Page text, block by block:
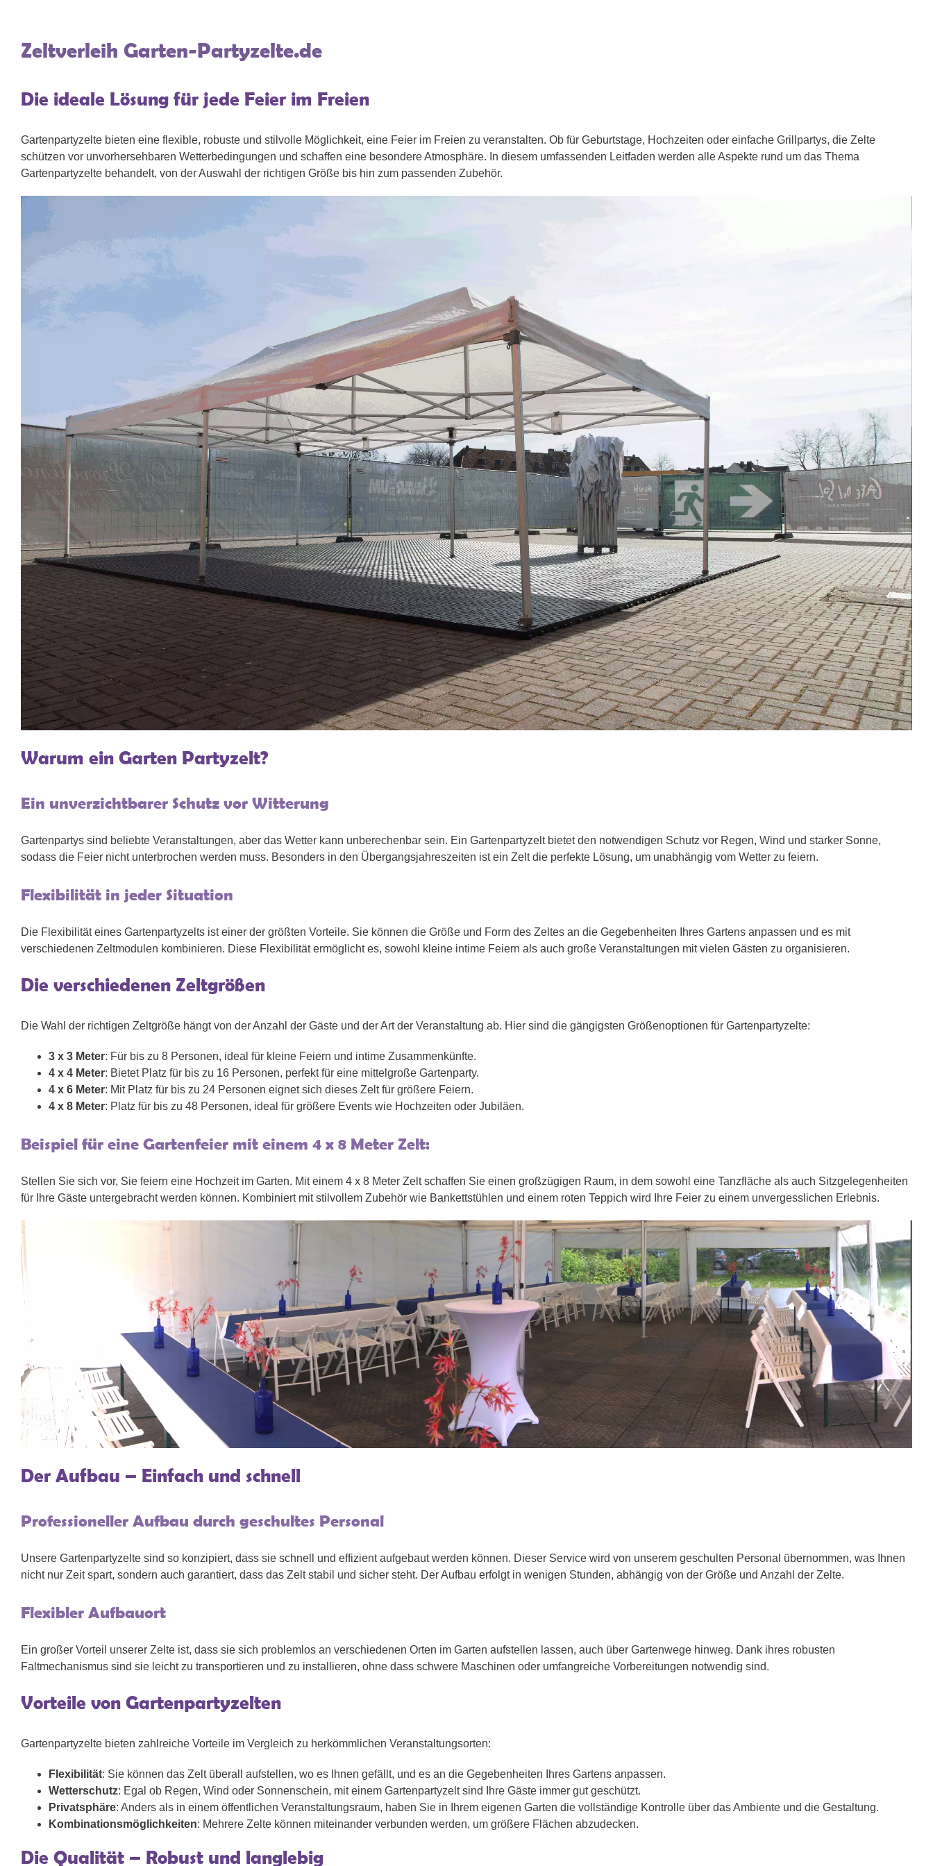
Zeltverleih Garten-Partyzelte.de
Die ideale Lösung für jede Feier im Freien
Gartenpartyzelte bieten eine flexible, robuste und stilvolle Möglichkeit, eine Feier im Freien zu veranstalten. Ob für Geburtstage, Hochzeiten oder einfache Grillpartys, die Zelte
schützen vor unvorhersehbaren Wetterbedingungen und schaffen eine besondere Atmosphäre. In diesem umfassenden Leitfaden werden alle Aspekte rund um das Thema
Gartenpartyzelte behandelt, von der Auswahl der richtigen Größe bis hin zum passenden Zubehör.
Warum ein Garten Partyzelt?
Ein unverzichtbarer Schutz vor Witterung
Gartenpartys sind beliebte Veranstaltungen, aber das Wetter kann unberechenbar sein. Ein Gartenpartyzelt bietet den notwendigen Schutz vor Regen, Wind und starker Sonne,
sodass die Feier nicht unterbrochen werden muss. Besonders in den Übergangsjahreszeiten ist ein Zelt die perfekte Lösung, um unabhängig vom Wetter zu feiern.
Flexibilität in jeder Situation
Die Flexibilität eines Gartenpartyzelts ist einer der größten Vorteile. Sie können die Größe und Form des Zeltes an die Gegebenheiten Ihres Gartens anpassen und es mit
verschiedenen Zeltmodulen kombinieren. Diese Flexibilität ermöglicht es, sowohl kleine intime Feiern als auch große Veranstaltungen mit vielen Gästen zu organisieren.
Die verschiedenen Zeltgrößen
Die Wahl der richtigen Zeltgröße hängt von der Anzahl der Gäste und der Art der Veranstaltung ab. Hier sind die gängigsten Größenoptionen für Gartenpartyzelte:
3 x 3 Meter: Für bis zu 8 Personen, ideal für kleine Feiern und intime Zusammenkünfte.
4 x 4 Meter: Bietet Platz für bis zu 16 Personen, perfekt für eine mittelgroße Gartenparty.
4 x 6 Meter: Mit Platz für bis zu 24 Personen eignet sich dieses Zelt für größere Feiern.
4 x 8 Meter: Platz für bis zu 48 Personen, ideal für größere Events wie Hochzeiten oder Jubiläen.
Beispiel für eine Gartenfeier mit einem 4 x 8 Meter Zelt:
Stellen Sie sich vor, Sie feiern eine Hochzeit im Garten. Mit einem 4 x 8 Meter Zelt schaffen Sie einen großzügigen Raum, in dem sowohl eine Tanzfläche als auch Sitzgelegenheiten
für Ihre Gäste untergebracht werden können. Kombiniert mit stilvollem Zubehör wie Bankettstühlen und einem roten Teppich wird Ihre Feier zu einem unvergesslichen Erlebnis.
Der Aufbau – Einfach und schnell
Professioneller Aufbau durch geschultes Personal
Unsere Gartenpartyzelte sind so konzipiert, dass sie schnell und effizient aufgebaut werden können. Dieser Service wird von unserem geschulten Personal übernommen, was Ihnen
nicht nur Zeit spart, sondern auch garantiert, dass das Zelt stabil und sicher steht. Der Aufbau erfolgt in wenigen Stunden, abhängig von der Größe und Anzahl der Zelte.
Flexibler Aufbauort
Ein großer Vorteil unserer Zelte ist, dass sie sich problemlos an verschiedenen Orten im Garten aufstellen lassen, auch über Gartenwege hinweg. Dank ihres robusten
Faltmechanismus sind sie leicht zu transportieren und zu installieren, ohne dass schwere Maschinen oder umfangreiche Vorbereitungen notwendig sind.
Vorteile von Gartenpartyzelten
Gartenpartyzelte bieten zahlreiche Vorteile im Vergleich zu herkömmlichen Veranstaltungsorten:
Flexibilität: Sie können das Zelt überall aufstellen, wo es Ihnen gefällt, und es an die Gegebenheiten Ihres Gartens anpassen.
Wetterschutz: Egal ob Regen, Wind oder Sonnenschein, mit einem Gartenpartyzelt sind Ihre Gäste immer gut geschützt.
Privatsphäre: Anders als in einem öffentlichen Veranstaltungsraum, haben Sie in Ihrem eigenen Garten die vollständige Kontrolle über das Ambiente und die Gestaltung.
Kombinationsmöglichkeiten: Mehrere Zelte können miteinander verbunden werden, um größere Flächen abzudecken.
Die Qualität – Robust und langlebig